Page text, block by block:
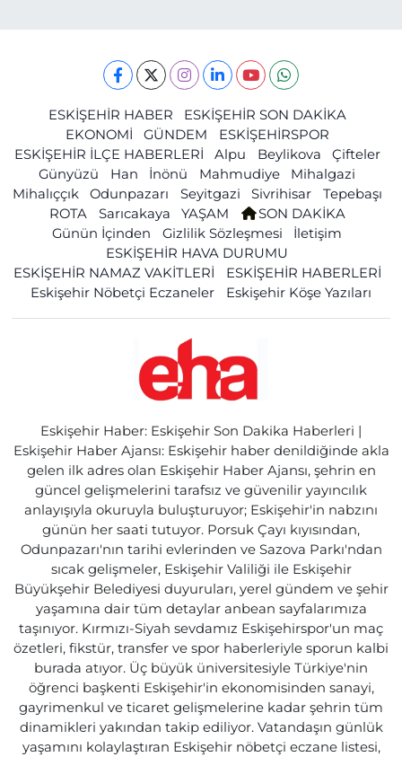
ESKİŞEHİR HABER
ESKİŞEHİR SON DAKİKA
EKONOMİ
GÜNDEM
ESKİŞEHİRSPOR
ESKİŞEHİR İLÇE HABERLERİ
Alpu Beylikova
Çifteler
Günyüzü
Han İnönü Mahmudiye
Mihalgazi
Mihalıççık
Odunpazarı Seyitgazi Sivrihisar
Tepebaşı
ROTA
Sarıcakaya YAŞAM
SON DAKİKA
Günün İçinden
Gizlilik Sözleşmesi
İletişim
ESKİŞEHİR HAVA DURUMU
ESKİŞEHİR NAMAZ VAKİTLERİ
ESKİŞEHİR HABERLERİ
Eskişehir Nöbetçi Eczaneler
Eskişehir Köşe Yazıları
Eskişehir Haber: Eskişehir Son Dakika Haberleri |
Eskişehir Haber Ajansı: Eskişehir haber denildiğinde akla
gelen ilk adres olan Eskişehir Haber Ajansı, şehrin en
güncel gelişmelerini tarafsız ve güvenilir yayıncılık
anlayışıyla okuruyla buluşturuyor; Eskişehir'in nabzını
günün her saati tutuyor. Porsuk Çayı kıyısından,
Odunpazarı'nın tarihi evlerinden ve Sazova Parkı'ndan
sıcak gelişmeler, Eskişehir Valiliği ile Eskişehir
Büyükşehir Belediyesi duyuruları, yerel gündem ve şehir
yaşamına dair tüm detaylar anbean sayfalarımıza
taşınıyor. Kırmızı-Siyah sevdamız Eskişehirspor'un maç
özetleri, fikstür, transfer ve spor haberleriyle sporun kalbi
burada atıyor. Üç büyük üniversitesiyle Türkiye'nin
öğrenci başkenti Eskişehir'in ekonomisinden sanayi,
gayrimenkul ve ticaret gelişmelerine kadar şehrin tüm
dinamikleri yakından takip ediliyor. Vatandaşın günlük
yaşamını kolaylaştıran Eskişehir nöbetçi eczane listesi,